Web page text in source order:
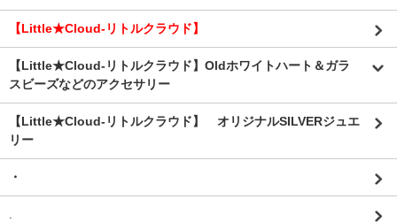
【Little★Cloud-リトルクラウド】
【Little★Cloud-リトルクラウド】Oldホワイトハート＆ガラ
スビーズなどのアクセサリー
【Little★Cloud-リトルクラウド】 オリジナルSILVERジュエ
リー
・